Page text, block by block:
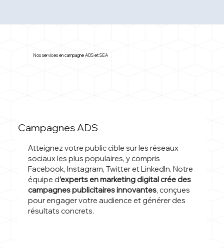
Campagnes ADS
Atteignez votre public cible sur les réseaux
sociaux les plus populaires, y compris
Facebook, Instagram, Twitter et LinkedIn. Notre
équipe d’experts en marketing digital crée des
campagnes publicitaires innovantes, conçues
pour engager votre audience et générer des
résultats concrets.
Nos services en campagne ADS et SEA